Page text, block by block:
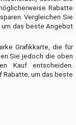
Rabatte
Vergleichen Sie
um das beste Angebot
Grafikkarte, die für
Sie jedoch die oben
Kauf entscheiden.
Rabatte, um das beste